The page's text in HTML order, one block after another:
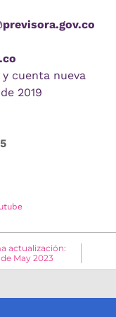
cuenta nueva
2019
actualización:
de May 2023